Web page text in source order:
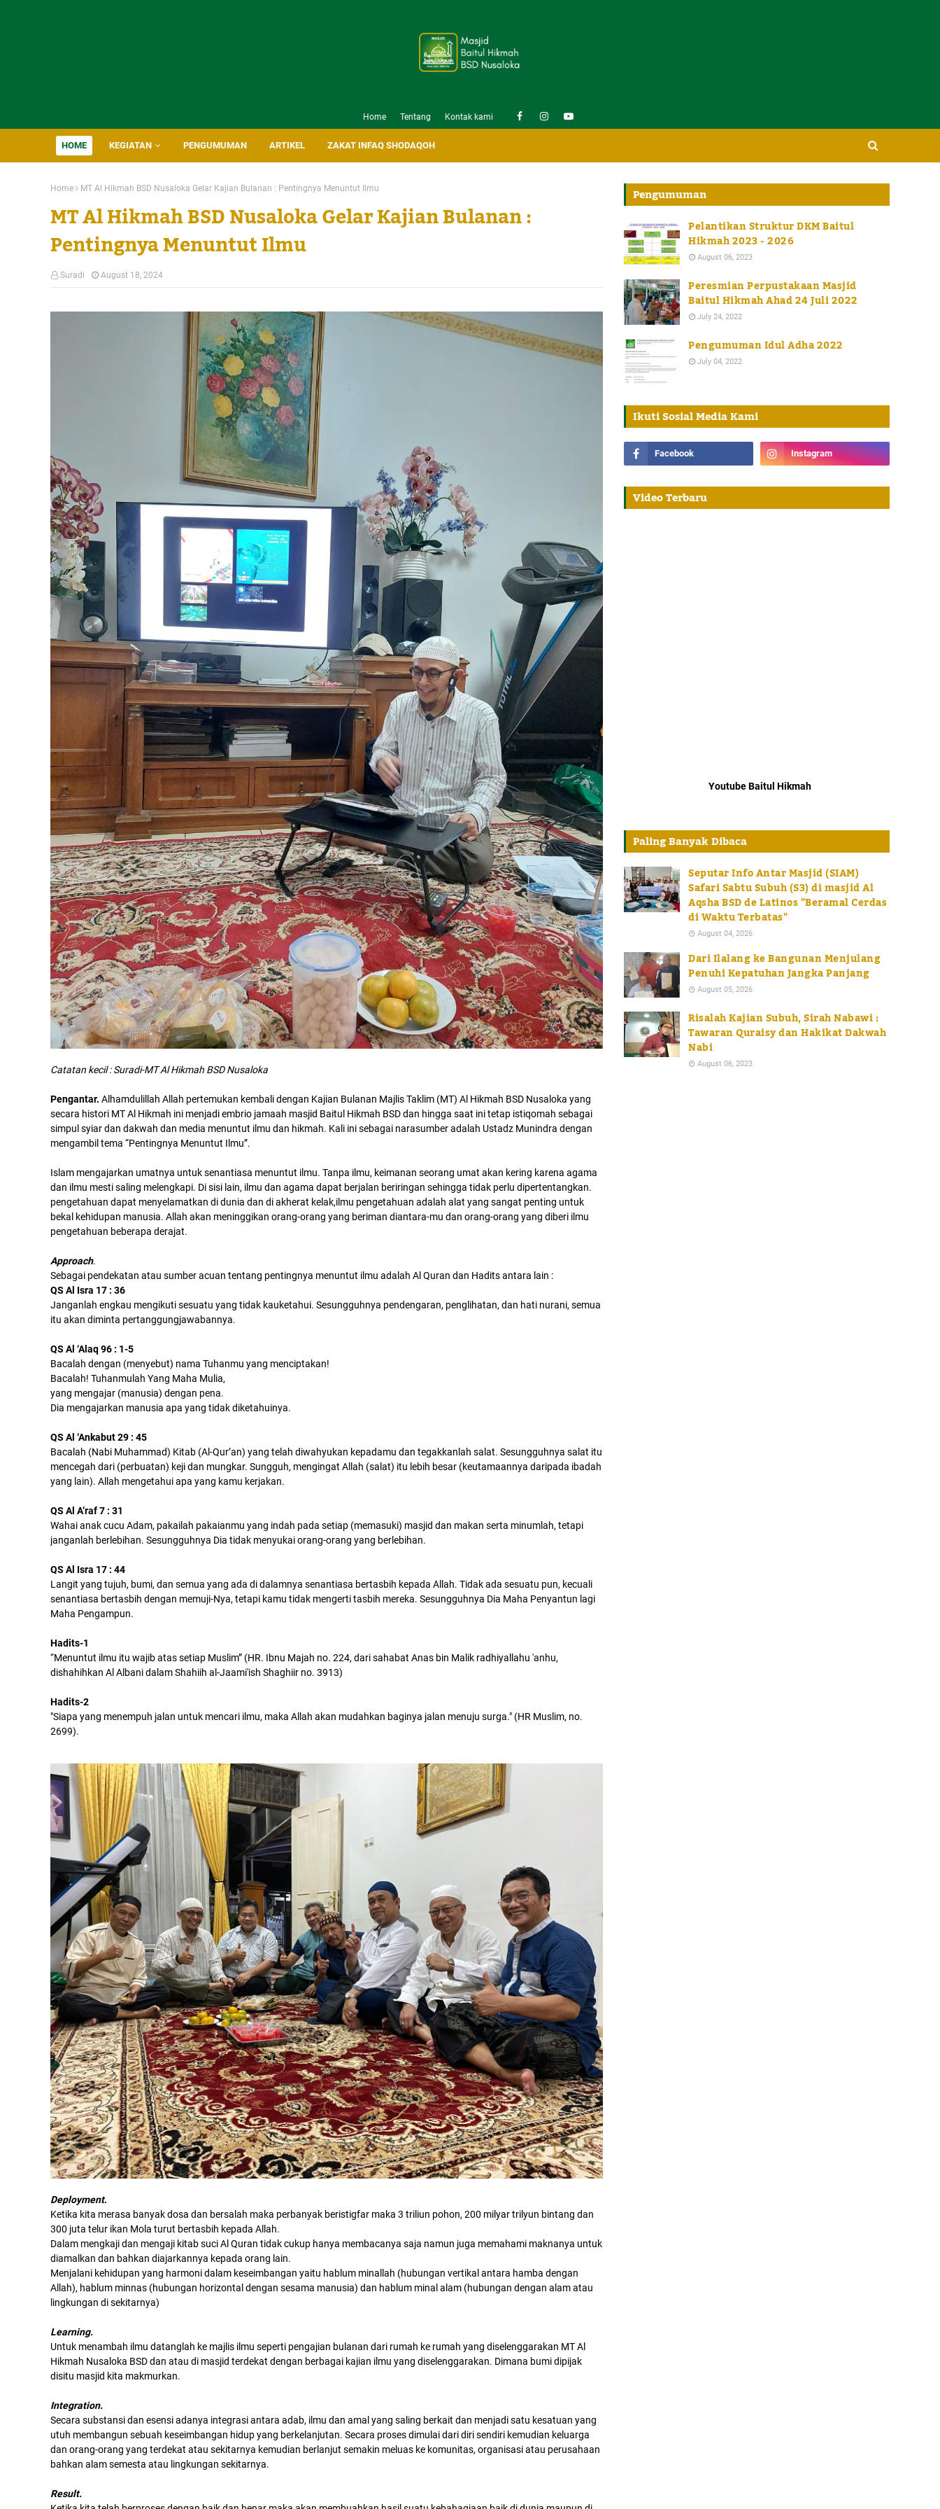
Home Tentang Kontak kami
HOME KEGIATAN PENGUMUMAN ARTIKEL ZAKAT INFAQ SHODAQOH
Home MT Al Hikmah BSD Nusaloka Gelar Kajian Bulanan : Pentingnya Menuntut Ilmu
MT Al Hikmah BSD Nusaloka Gelar Kajian Bulanan :
Pentingnya Menuntut Ilmu
Suradi August 18, 2024
Catatan kecil : Suradi-MT Al Hikmah BSD Nusaloka
Pengantar. Alhamdulillah Allah pertemukan kembali dengan Kajian Bulanan Majlis Taklim (MT) Al Hikmah BSD Nusaloka yang
secara histori MT Al Hikmah ini menjadi embrio jamaah masjid Baitul Hikmah BSD dan hingga saat ini tetap istiqomah sebagai
simpul syiar dan dakwah dan media menuntut ilmu dan hikmah. Kali ini sebagai narasumber adalah Ustadz Munindra dengan
mengambil tema “Pentingnya Menuntut Ilmu”.
Islam mengajarkan umatnya untuk senantiasa menuntut ilmu. Tanpa ilmu, keimanan seorang umat akan kering karena agama
dan ilmu mesti saling melengkapi. Di sisi lain, ilmu dan agama dapat berjalan beriringan sehingga tidak perlu dipertentangkan.
pengetahuan dapat menyelamatkan di dunia dan di akherat kelak,ilmu pengetahuan adalah alat yang sangat penting untuk
bekal kehidupan manusia. Allah akan meninggikan orang-orang yang beriman diantara-mu dan orang-orang yang diberi ilmu
pengetahuan beberapa derajat.
Approach.
Sebagai pendekatan atau sumber acuan tentang pentingnya menuntut ilmu adalah Al Quran dan Hadits antara lain :
QS Al Isra 17 : 36
Janganlah engkau mengikuti sesuatu yang tidak kauketahui. Sesungguhnya pendengaran, penglihatan, dan hati nurani, semua
itu akan diminta pertanggungjawabannya.
QS Al ‘Alaq 96 : 1-5
Bacalah dengan (menyebut) nama Tuhanmu yang menciptakan!
Bacalah! Tuhanmulah Yang Maha Mulia,
yang mengajar (manusia) dengan pena.
Dia mengajarkan manusia apa yang tidak diketahuinya.
QS Al ‘Ankabut 29 : 45
Bacalah (Nabi Muhammad) Kitab (Al-Qur’an) yang telah diwahyukan kepadamu dan tegakkanlah salat. Sesungguhnya salat itu
mencegah dari (perbuatan) keji dan mungkar. Sungguh, mengingat Allah (salat) itu lebih besar (keutamaannya daripada ibadah
yang lain). Allah mengetahui apa yang kamu kerjakan.
QS Al A’raf 7 : 31
Wahai anak cucu Adam, pakailah pakaianmu yang indah pada setiap (memasuki) masjid dan makan serta minumlah, tetapi
janganlah berlebihan. Sesungguhnya Dia tidak menyukai orang-orang yang berlebihan.
QS Al Isra 17 : 44
Langit yang tujuh, bumi, dan semua yang ada di dalamnya senantiasa bertasbih kepada Allah. Tidak ada sesuatu pun, kecuali
senantiasa bertasbih dengan memuji-Nya, tetapi kamu tidak mengerti tasbih mereka. Sesungguhnya Dia Maha Penyantun lagi
Maha Pengampun.
Hadits-1
“Menuntut ilmu itu wajib atas setiap Muslim” (HR. Ibnu Majah no. 224, dari sahabat Anas bin Malik radhiyallahu 'anhu,
dishahihkan Al Albani dalam Shahiih al-Jaami'ish Shaghiir no. 3913)
Hadits-2
"Siapa yang menempuh jalan untuk mencari ilmu, maka Allah akan mudahkan baginya jalan menuju surga." (HR Muslim, no.
2699).
Deployment.
Ketika kita merasa banyak dosa dan bersalah maka perbanyak beristigfar maka 3 triliun pohon, 200 milyar trilyun bintang dan
300 juta telur ikan Mola turut bertasbih kepada Allah.
Dalam mengkaji dan mengaji kitab suci Al Quran tidak cukup hanya membacanya saja namun juga memahami maknanya untuk
diamalkan dan bahkan diajarkannya kepada orang lain.
Menjalani kehidupan yang harmoni dalam keseimbangan yaitu hablum minallah (hubungan vertikal antara hamba dengan
Allah), hablum minnas (hubungan horizontal dengan sesama manusia) dan hablum minal alam (hubungan dengan alam atau
lingkungan di sekitarnya)
Learning.
Untuk menambah ilmu datanglah ke majlis ilmu seperti pengajian bulanan dari rumah ke rumah yang diselenggarakan MT Al
Hikmah Nusaloka BSD dan atau di masjid terdekat dengan berbagai kajian ilmu yang diselenggarakan. Dimana bumi dipijak
disitu masjid kita makmurkan.
Integration.
Secara substansi dan esensi adanya integrasi antara adab, ilmu dan amal yang saling berkait dan menjadi satu kesatuan yang
utuh membangun sebuah keseimbangan hidup yang berkelanjutan. Secara proses dimulai dari diri sendiri kemudian keluarga
dan orang-orang yang terdekat atau sekitarnya kemudian berlanjut semakin meluas ke komunitas, organisasi atau perusahaan
bahkan alam semesta atau lingkungan sekitarnya.
Result.
Pengumuman
Pelantikan Struktur DKM Baitul
Hikmah 2023 - 2026
August 06, 2023
Peresmian Perpustakaan Masjid
Baitul Hikmah Ahad 24 Juli 2022
July 24, 2022
Pengumuman Idul Adha 2022
July 04, 2022
Ikuti Sosial Media Kami
Video Terbaru
Youtube Baitul Hikmah
Paling Banyak Dibaca
Seputar Info Antar Masjid (SIAM)
Safari Sabtu Subuh (S3) di masjid Al
Aqsha BSD de Latinos "Beramal Cerdas
di Waktu Terbatas"
August 04, 2026
Dari Ilalang ke Bangunan Menjulang
Penuhi Kepatuhan Jangka Panjang
August 05, 2026
Risalah Kajian Subuh, Sirah Nabawi :
Tawaran Quraisy dan Hakikat Dakwah
Nabi
August 06, 2023